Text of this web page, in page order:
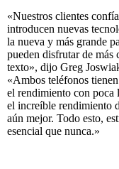
«Nuestros clientes
introducen nuevas
la nueva y más grande
pueden disfrutar de más
texto», dijo Greg
«Ambos teléfonos
el rendimiento con poca
el increíble rendimiento
aún mejor. Todo esto,
esencial que nunca.»